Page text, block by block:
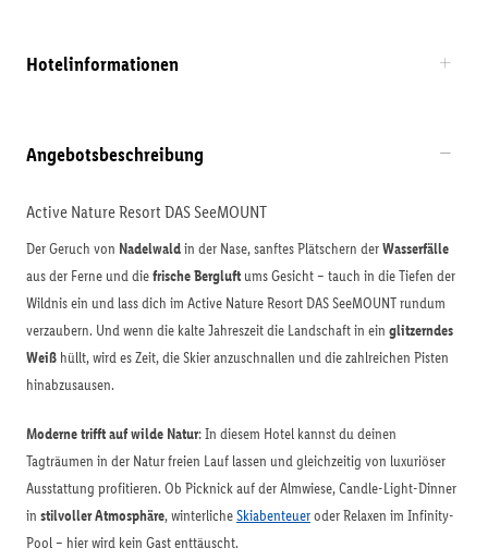
Hotelinformationen
Angebotsbeschreibung
Active Nature Resort DAS SeeMOUNT
Der Geruch von Nadelwaldin der Nase, sanftes Plätschern derWasserfälle
aus der Ferne und diefrische Bergluft ums Gesicht – tauch in die Tiefen der
Wildnis ein und lass dich im Active Nature Resort DAS SeeMOUNT rundum
verzaubern. Und wenn die kalte Jahreszeit die Landschaft in ein glitzerndes
Weiß hüllt, wird es Zeit, die Skier anzuschnallen und die zahlreichen Pisten
hinabzusausen.
Moderne trifft auf wilde Natur: In diesem Hotel kannst du deinen
Tagträumen in der Natur freien Lauf lassen und gleichzeitig von luxuriöser
Ausstattung profitieren. Ob Picknick auf der Almwiese, Candle-Light-Dinner
in stilvoller Atmosphäre, winterlicheSkiabenteueroder Relaxen im Infinity-
Pool – hier wird kein Gast enttäuscht.